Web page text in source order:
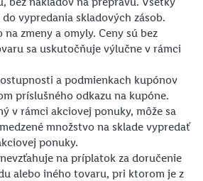
vypredania skladových zásob.
zmeny a omyly. Ceny sú bez
sa uskutočňuje výlučne v rámci
a podmienkach kupónov
príslušného odkazu na kupóne.
v rámci akciovej ponuky, môže sa
množstvo na sklade vypredať
ponuky.
na príplatok za doručenie
alebo iného tovaru, pri ktorom je z